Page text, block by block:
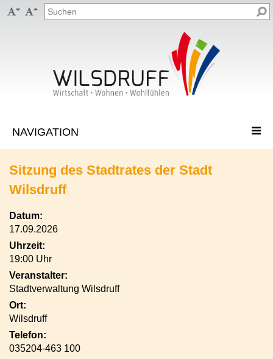
 
Sitzung des Stadtrates der Stadt
Wilsdruff
Datum:
17.09.2026
Uhrzeit:
19:00 Uhr
Veranstalter:
Stadtverwaltung Wilsdruff
Ort:
Wilsdruff
Telefon:
035204-463 100